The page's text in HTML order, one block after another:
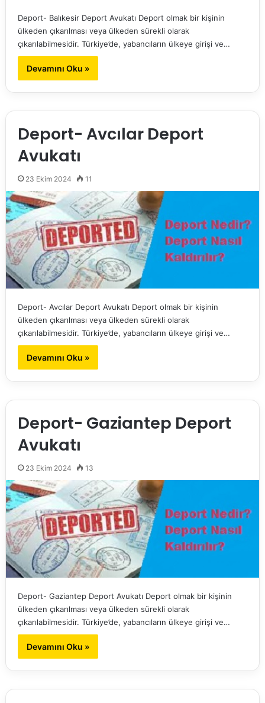
Deport- Balıkesir Deport Avukatı Deport olmak bir kişinin
ülkeden çıkarılması veya ülkeden sürekli olarak
çıkarılabilmesidir. Türkiye’de, yabancıların ülkeye girişi ve…
Devamını Oku »
Deport- Avcılar Deport
Avukatı
23 Ekim 2024 11
Deport- Avcılar Deport Avukatı Deport olmak bir kişinin
ülkeden çıkarılması veya ülkeden sürekli olarak
çıkarılabilmesidir. Türkiye’de, yabancıların ülkeye girişi ve…
Devamını Oku »
Deport- Gaziantep Deport
Avukatı
23 Ekim 2024 13
Deport- Gaziantep Deport Avukatı Deport olmak bir kişinin
ülkeden çıkarılması veya ülkeden sürekli olarak
çıkarılabilmesidir. Türkiye’de, yabancıların ülkeye girişi ve…
Devamını Oku »